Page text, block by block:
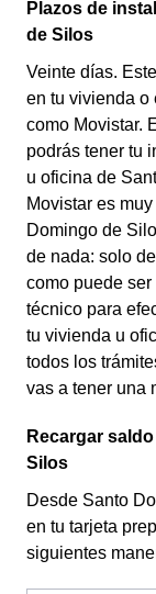
Plazos de
de Silos
Veinte días.
en tu vivienda o
como Movistar.
podrás tener tu
u oficina de
Movistar es
Domingo de
de nada: solo
como puede
técnico para
tu vivienda u
todos los
vas a tener una
Recargar
Silos
Desde Santo
en tu tarjeta
siguientes